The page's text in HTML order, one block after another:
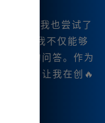
程中，我也尝试了
它，我不仅能够
识性的问答。作为
了我，让我在创🔥